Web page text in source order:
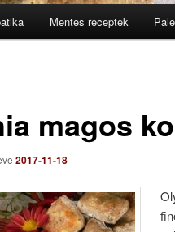
Mentes receptek
magos
2017-11-18